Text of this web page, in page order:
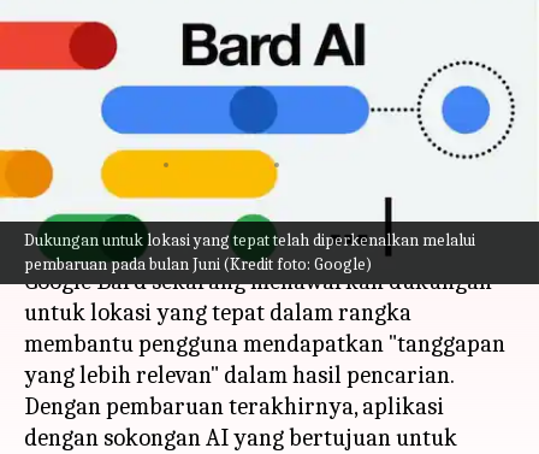
Dukungan untuk lokasi yang tepat telah diperkenalkan melalui
pembaruan pada bulan Juni (Kredit foto: Google)
Google Bard Sekarang
Mendukung Penyajian Lokasi
Yang Tepat: Cara
Menggunakannya
menulis Handoko
Apa ceritanya
Google Bard sekarang menawarkan dukungan
untuk lokasi yang tepat dalam rangka
membantu pengguna mendapatkan "tanggapan
yang lebih relevan" dalam hasil pencarian.
Dengan pembaruan terakhirnya, aplikasi
dengan sokongan AI yang bertujuan untuk